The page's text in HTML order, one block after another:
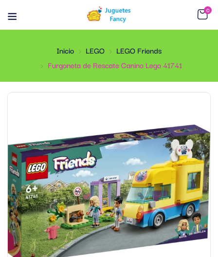
0
Inicio LEGO
LEGO Friends
Furgoneta de Rescate Canino Lego 41741